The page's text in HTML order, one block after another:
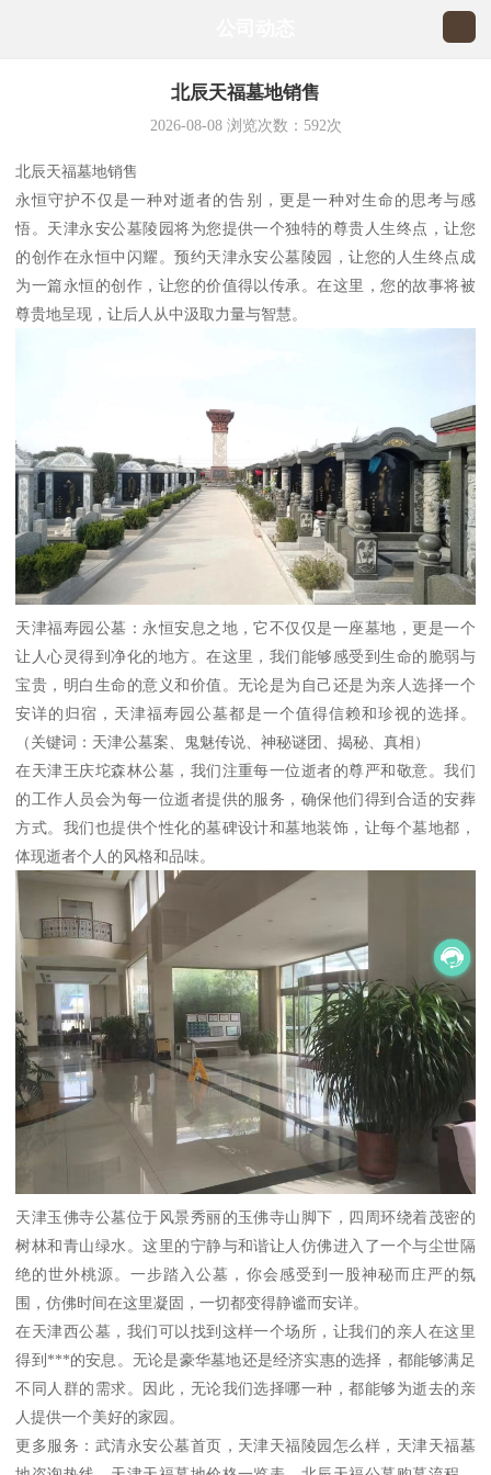
北辰天福墓地销售
2026-08-08浏览次数： 592次
北辰天福墓地销售
永恒守护不仅是一种对逝者的告别，更是一种对生命的思考与感
悟。天津永安公墓陵园将为您提供一个独特的尊贵人生终点，让您
的创作在永恒中闪耀。预约天津永安公墓陵园，让您的人生终点成
为一篇永恒的创作，让您的价值得以传承。在这里，您的故事将被
尊贵地呈现，让后人从中汲取力量与智慧。
天津福寿园公墓：永恒安息之地，它不仅仅是一座墓地，更是一个
让人心灵得到净化的地方。在这里，我们能够感受到生命的脆弱与
宝贵，明白生命的意义和价值。无论是为自己还是为亲人选择一个
安详的归宿，天津福寿园公墓都是一个值得信赖和珍视的选择。
（关键词：天津公墓案、鬼魅传说、神秘谜团、揭秘、真相）
在天津王庆坨森林公墓，我们注重每一位逝者的尊严和敬意。我们
的工作人员会为每一位逝者提供的服务，确保他们得到合适的安葬
方式。我们也提供个性化的墓碑设计和墓地装饰，让每个墓地都，
体现逝者个人的风格和品味。
天津玉佛寺公墓位于风景秀丽的玉佛寺山脚下，四周环绕着茂密的
树林和青山绿水。这里的宁静与和谐让人仿佛进入了一个与尘世隔
绝的世外桃源。一步踏入公墓，你会感受到一股神秘而庄严的氛
围，仿佛时间在这里凝固，一切都变得静谧而安详。
在天津西公墓，我们可以找到这样一个场所，让我们的亲人在这里
得到***的安息。无论是豪华墓地还是经济实惠的选择，都能够满足
不同人群的需求。因此，无论我们选择哪一种，都能够为逝去的亲
人提供一个美好的家园。
更多服务：武清永安公墓首页，天津天福陵园怎么样，天津天福墓